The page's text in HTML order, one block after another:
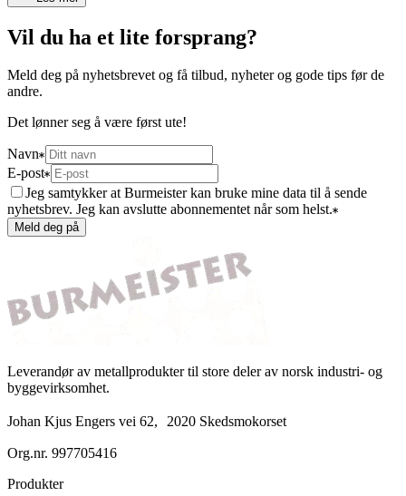
Vil du ha et lite forsprang?
Meld deg på nyhetsbrevet og få tilbud, nyheter og gode tips før de
andre.
Det lønner seg å være først ute!
Navn
E-post
Jeg samtykker at Burmeister kan bruke mine data til å sende
nyhetsbrev. Jeg kan avslutte abonnementet når som helst.
Meld deg på
Leverandør av metallprodukter til store deler av norsk industri- og
byggevirksomhet.
Johan Kjus Engers vei 62, 2020 Skedsmokorset
Org.nr. 997705416
Produkter